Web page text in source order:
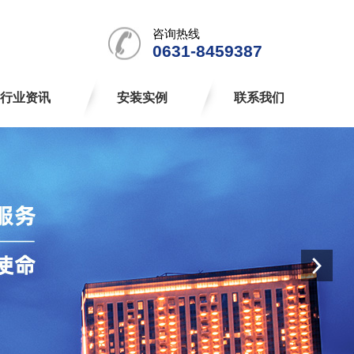
咨询热线
0631-8459387
行业资讯 安装实例 联系我们